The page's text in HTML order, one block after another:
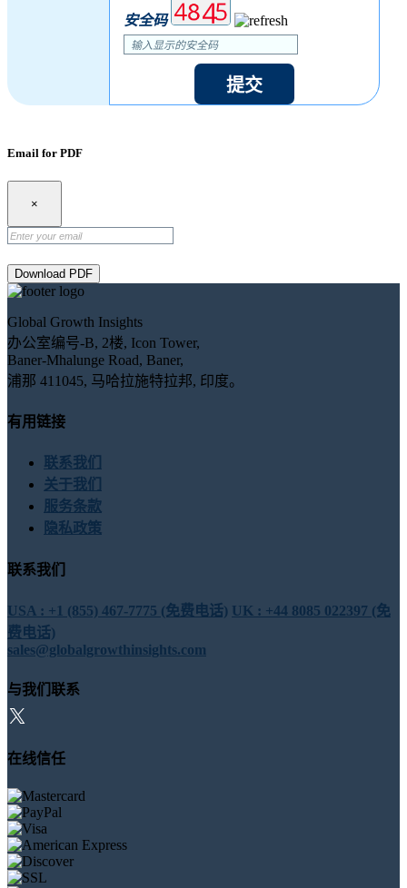
安全码
提交
Email for PDF
×
Download PDF
Global Growth Insights
办公室编号-B, 2楼, Icon Tower,
Baner-Mhalunge Road, Baner,
浦那 411045, 马哈拉施特拉邦, 印度。
有用链接
联系我们
关于我们
服务条款
隐私政策
联系我们
USA : +1 (855) 467-7775 (免费电话) UK : +44 8085 022397 (免
费电话)
sales@globalgrowthinsights.com
与我们联系
在线信任